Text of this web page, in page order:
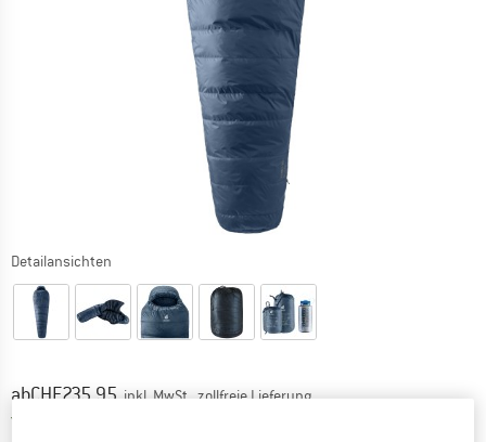
Detailansichten
Preis:
abCHF235.95 inkl. MwSt., zollfreie Lieferung